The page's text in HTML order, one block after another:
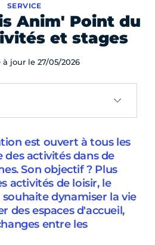
Anim' Point du
et stages
SERVICE
à jour le 27/05/2026
est ouvert à tous les
des activités dans de
Son objectif ? Plus
activités de loisir, le
dynamiser la vie
des espaces d'accueil,
entre les